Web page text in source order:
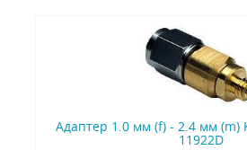
Адаптер 1.0 мм (f) - 2.4 мм (m)
11922D